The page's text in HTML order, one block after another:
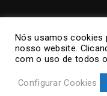
CAS
Nós usamos cookies
nosso website.
com o uso de todos
Configurar Cookies